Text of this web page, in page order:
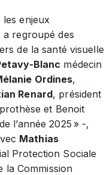
enjeux
a regroupé des
de la santé visuelle
Blanc médecin
Ordines,
Renard, président
et Benoit
l’année 2025 » -,
Mathias
Protection Sociale
la Commission